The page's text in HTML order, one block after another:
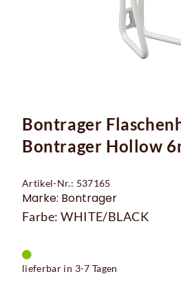
Bontrager
Bontrager Hollow
Artikel-Nr.: 537165
Marke: Bontrager
Farbe: WHITE/BLACK
lieferbar in 3-7 Tagen